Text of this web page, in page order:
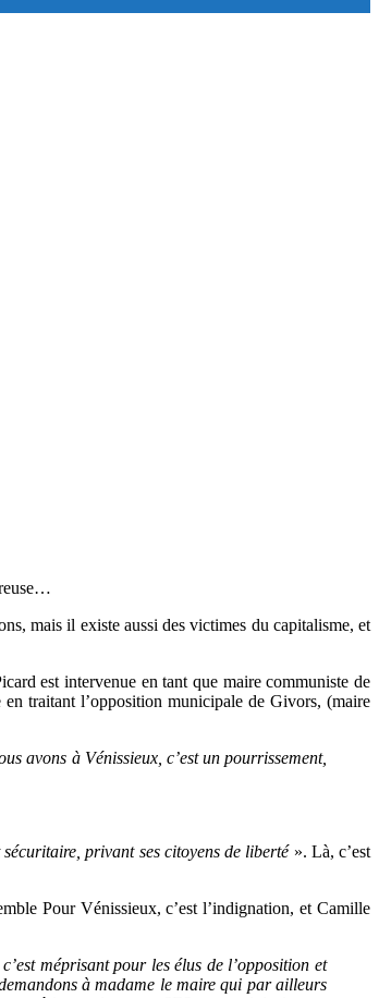
mais il existe aussi des victimes du capitalisme, et
est intervenue en tant que maire communiste de
traitant l’opposition municipale de Givors, (maire
avons à Vénissieux, c’est un pourrissement,
privant ses citoyens de liberté». Là, c’est
Pour Vénissieux, c’est l’indignation, et Camille
méprisant pour les élus de l’opposition et
à madame le maire qui par ailleurs